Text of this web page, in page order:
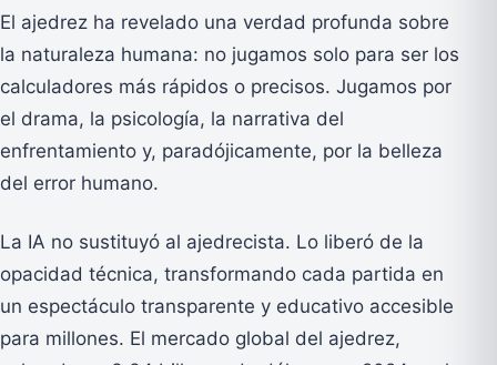
El ajedrez ha revelado una verdad profunda sobre
la naturaleza humana: no jugamos solo para ser los
calculadores más rápidos o precisos. Jugamos por
el drama, la psicología, la narrativa del
enfrentamiento y, paradójicamente, por la belleza
del error humano.
La IA no sustituyó al ajedrecista. Lo liberó de la
opacidad técnica, transformando cada partida en
un espectáculo transparente y educativo accesible
para millones. El mercado global del ajedrez,